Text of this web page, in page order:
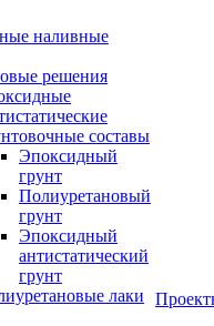
наливные
решения
составы
Эпоксидный
грунт
Полиуретановый
грунт
Эпоксидный
антистатический
грунт
лаки